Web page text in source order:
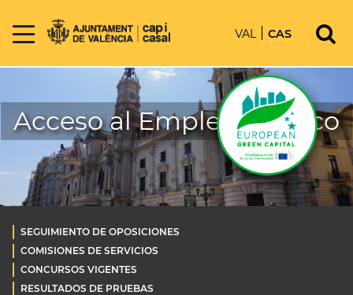
VAL CAS
Acceso al Empleo Público
SEGUIMIENTO DE OPOSICIONES
COMISIONES DE SERVICIOS
CONCURSOS VIGENTES
RESULTADOS DE PRUEBAS